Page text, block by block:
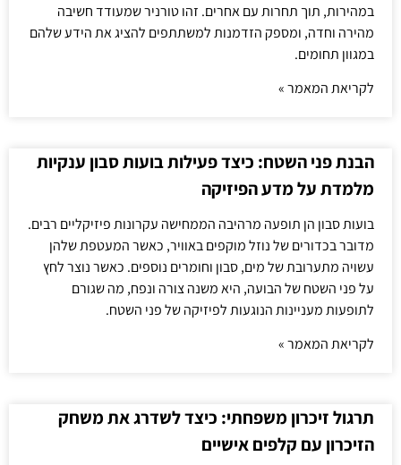
במהירות, תוך תחרות עם אחרים. זהו טורניר שמעודד חשיבה
מהירה וחדה, ומספק הזדמנות למשתתפים להציג את הידע שלהם
במגוון תחומים.
לקריאת המאמר »
הבנת פני השטח: כיצד פעילות בועות סבון ענקיות
מלמדת על מדע הפיזיקה
בועות סבון הן תופעה מרהיבה הממחישה עקרונות פיזיקליים רבים.
מדובר בכדורים של נוזל מוקפים באוויר, כאשר המעטפת שלהן
עשויה מתערובת של מים, סבון וחומרים נוספים. כאשר נוצר לחץ
על פני השטח של הבועה, היא משנה צורה ונפח, מה שגורם
לתופעות מעניינות הנוגעות לפיזיקה של פני השטח.
לקריאת המאמר »
תרגול זיכרון משפחתי: כיצד לשדרג את משחק
הזיכרון עם קלפים אישיים